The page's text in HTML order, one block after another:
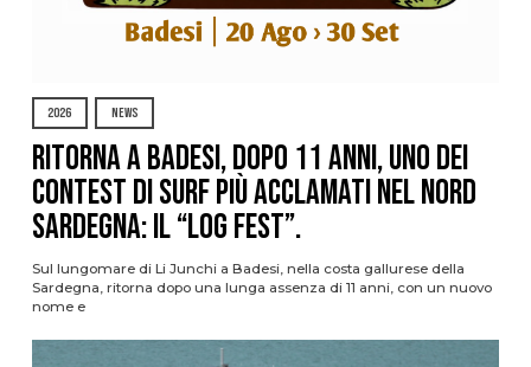
2026 NEWS
Ritorna a Badesi, dopo 11 anni, uno dei
contest di surf più acclamati nel nord
Sardegna: il “Log Fest”.
Sul lungomare di Li Junchi a Badesi, nella costa gallurese della
Sardegna, ritorna dopo una lunga assenza di 11 anni, con un nuovo
nome e